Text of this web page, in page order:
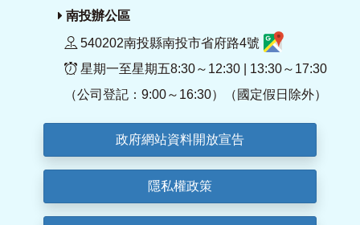
南投辦公區
540202南投縣南投市省府路4號
星期一至星期五8:30～12:30 | 13:30～17:30
（公司登記：9:00～16:30）（國定假日除外）
政府網站資料開放宣告
隱私權政策